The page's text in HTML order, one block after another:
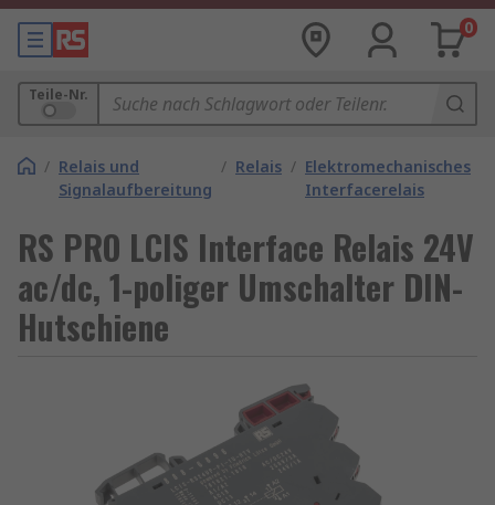
0
Teile-Nr.
/ Relais und
Signalaufbereitung
/ Relais / Elektromechanisches
Interfacerelais
RS PRO LCIS Interface Relais 24V
ac/dc, 1-poliger Umschalter DIN-
Hutschiene